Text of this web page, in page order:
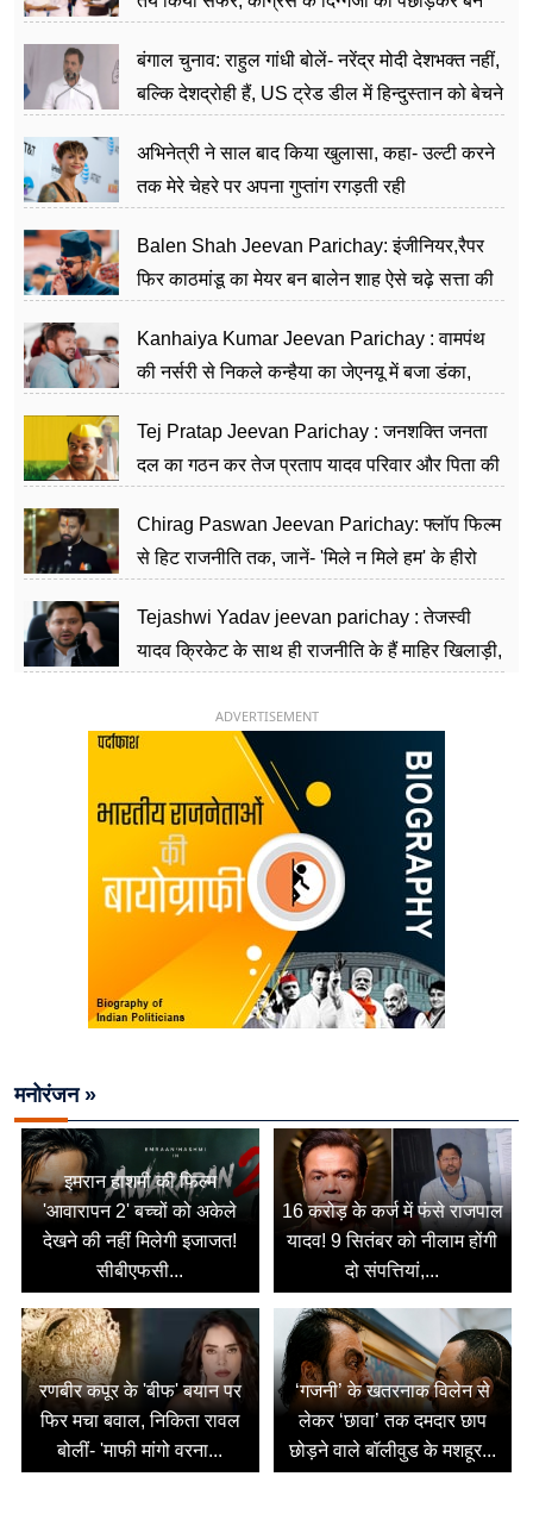
बंगाल चुनाव: राहुल गांधी बोलें- नरेंद्र मोदी देशभक्त नहीं,
बल्कि देशद्रोही हैं, US ट्रेड डील में हिन्दुस्तान को बेचने
अभिनेत्री ने साल बाद किया खुलासा, कहा- उल्टी करने
तक मेरे चेहरे पर अपना गुप्तांग रगड़ती रही
Balen Shah Jeevan Parichay: इंजीनियर,रैपर
फिर काठमांडू का मेयर बन बालेन शाह ऐसे चढ़े सत्ता की
Kanhaiya Kumar Jeevan Parichay : वामपंथ
की नर्सरी से निकले कन्हैया का जेएनयू में बजा डंका,
Tej Pratap Jeevan Parichay : जनशक्ति जनता
दल का गठन कर तेज प्रताप यादव परिवार और पिता की
Chirag Paswan Jeevan Parichay: फ्लॉप फिल्म
से हिट राजनीति तक, जानें- 'मिले न मिले हम' के हीरो
Tejashwi Yadav jeevan parichay : तेजस्वी
यादव क्रिकेट के साथ ही राजनीति के हैं माहिर खिलाड़ी,
ADVERTISEMENT
मनोरंजन »
इमरान हाशमी की फिल्म
'आवारापन 2' बच्चों को अकेले
देखने की नहीं मिलेगी इजाजत!
सीबीएफसी...
16 करोड़ के कर्ज में फंसे राजपाल
यादव! 9 सितंबर को नीलाम होंगी
दो संपत्तियां,...
रणबीर कपूर के 'बीफ' बयान पर
फिर मचा बवाल, निकिता रावल
बोलीं- 'माफी मांगो वरना...
‘गजनी’ के खतरनाक विलेन से
लेकर ‘छावा’ तक दमदार छाप
छोड़ने वाले बॉलीवुड के मशहूर...